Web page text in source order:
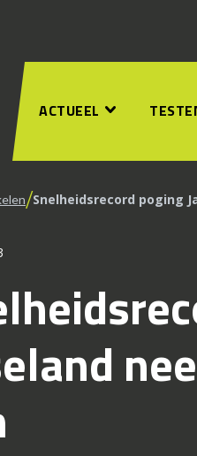
ACTUEEL
/Snelheidsrecord poging